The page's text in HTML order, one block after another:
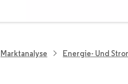
Marktanalyse Energie- Und